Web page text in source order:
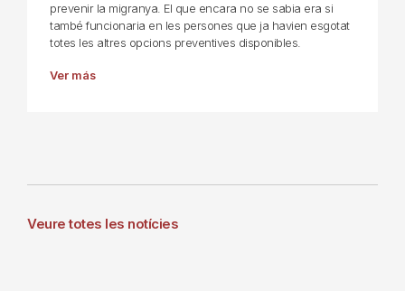
prevenir la migranya. El que encara no se sabia era si
també funcionaria en les persones que ja havien esgotat
totes les altres opcions preventives disponibles.
Ver más
Veure totes les notícies